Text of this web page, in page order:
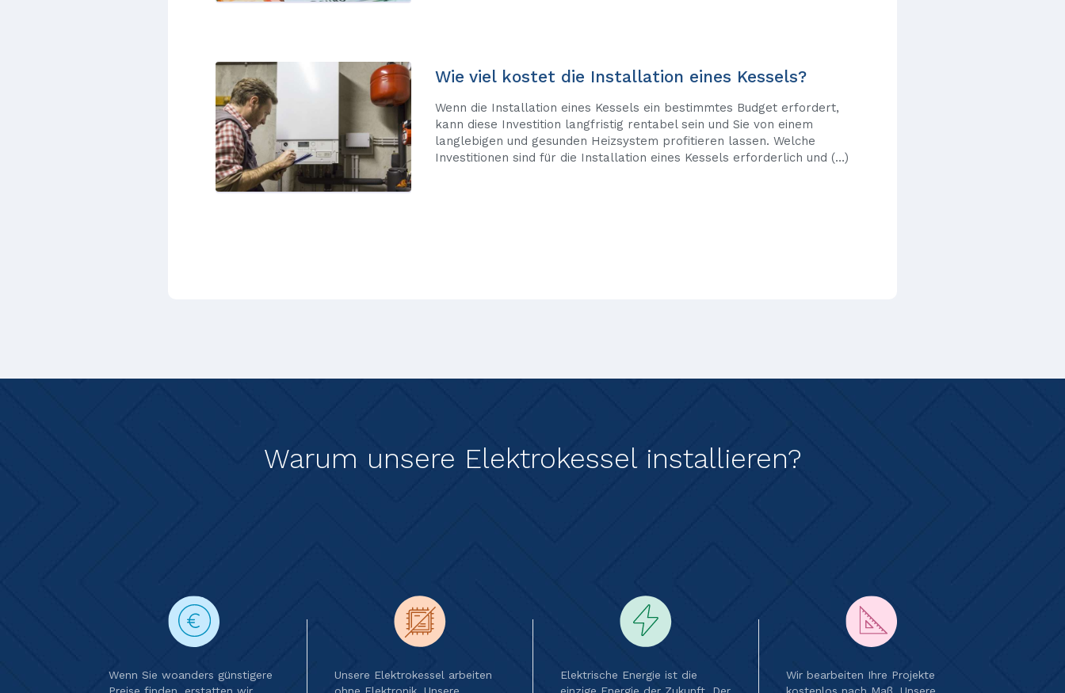
Wie viel kostet die Installation eines Kessels?
Wenn die Installation eines Kessels ein bestimmtes Budget erfordert,
kann diese Investition langfristig rentabel sein und Sie von einem
langlebigen und gesunden Heizsystem profitieren lassen. Welche
Investitionen sind für die Installation eines Kessels erforderlich und (…)
Warum unsere Elektrokessel installieren?
Wenn Sie woanders günstigere
Unsere Elektrokessel arbeiten
Elektrische Energie ist die
Wir bearbeiten Ihre Projekte